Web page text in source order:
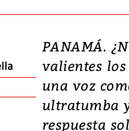
PANAMÁ.
valientes los
una voz
ultratumba
respuesta